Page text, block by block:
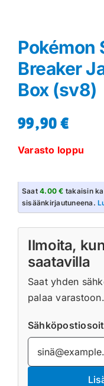
Pokémon
Breaker
Box (sv8)
99,90€
Varasto loppu
Saat4.00 € takaisin
sisäänkirjautuneena.
Ilmoita,
saatavilla
Saat yhden
palaa